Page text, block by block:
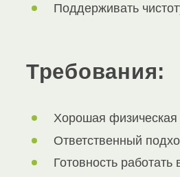
Поддерживать
Требования:
Хорошая
Ответственный
Готовность